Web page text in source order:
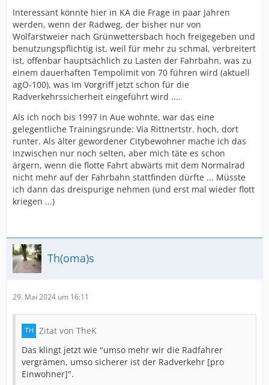
Interessant könnte hier in KA die Frage in paar Jahren
werden, wenn der Radweg, der bisher nur von
Wolfarstweier nach Grünwettersbach hoch freigegeben und
benutzungspflichtig ist, weil für mehr zu schmal, verbreitert
ist, offenbar hauptsächlich zu Lasten der Fahrbahn, was zu
einem dauerhaften Tempolimit von 70 führen wird (aktuell
agO-100), was im Vorgriff jetzt schon für die
Radverkehrssicherheit eingeführt wird ....
Als ich noch bis 1997 in Aue wohnte, war das eine
gelegentliche Trainingsrunde: Via Rittnertstr. hoch, dort
runter. Als älter gewordener Citybewohner mache ich das
inzwischen nur noch selten, aber mich täte es schon
ärgern, wenn die flotte Fahrt abwärts mit dem Normalrad
nicht mehr auf der Fahrbahn stattfinden dürfte ... Müsste
ich dann das dreispurige nehmen (und erst mal wieder flott
kriegen ...)
Th(oma)s
29. Mai 2024 um 16:11
Zitat von TheK
Das klingt jetzt wie "umso mehr wir die Radfahrer
vergrämen, umso sicherer ist der Radverkehr [pro
Einwohner]".